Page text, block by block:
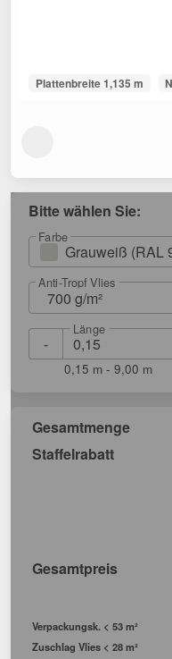
Plattenbreite 1,135 m
Bitte wählen Sie:
Farbe
Grauweiß (RAL
Anti-Tropf Vlies
700 g/m²
-
Länge
0,15 m - 9,00 m
Gesamtmenge
Staffelrabatt
Gesamtpreis
Verpackungsk. < 53 m²
Zuschlag Vlies < 28 m²